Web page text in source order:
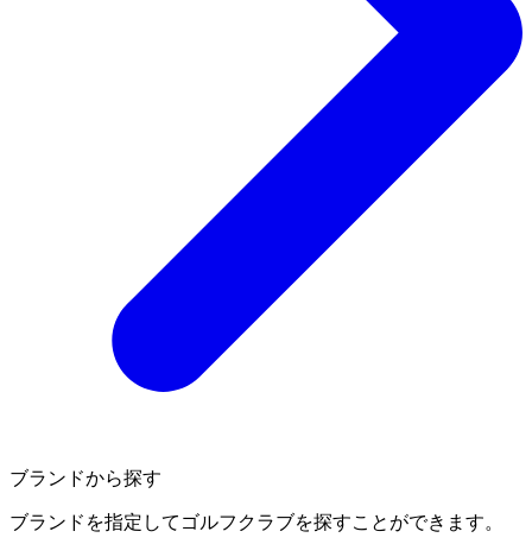
ブランドから探す
ブランドを指定してゴルフクラブを探すことができます。